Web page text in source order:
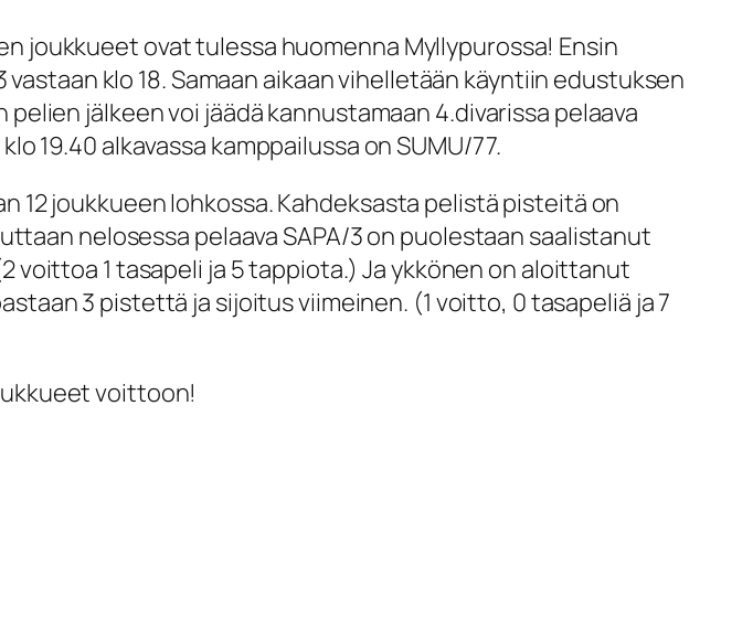
joukkueet ovat tulessa huomenna Myllypurossa! Ensin
klo 18. Samaan aikaan vihelletään käyntiin edustuksen
jälkeen voi jäädä kannustamaan 4.divarissa pelaava
19.40 alkavassa kamppailussa on SUMU/77.
12 joukkueen lohkossa. Kahdeksasta pelistä pisteitä on
nelosessa pelaava SAPA/3 on puolestaan saalistanut
1 tasapeli ja 5 tappiota.) Ja ykkönen on aloittanut
3 pistettä ja sijoitus viimeinen. (1 voitto, 0 tasapeliä ja 7
voittoon!